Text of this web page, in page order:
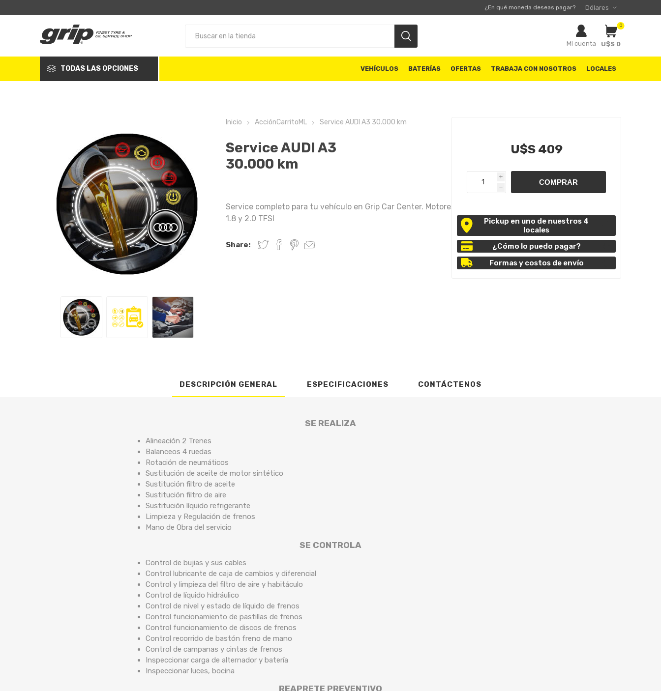
¿En qué moneda deseas pagar?
Mi cuenta
0
U$S 0
TODAS LAS OPCIONES VEHÍCULOS BATERÍAS OFERTAS TRABAJA CON NOSOTROS LOCALES
Inicio AcciónCarritoML Service AUDI A3 30.000 km
Service AUDI A3
30.000 km
Service completo para tu vehículo en Grip Car Center. Motores
1.8 y 2.0 TFSI
Share:
U$S 409
i
h
Pickup en uno de nuestros 4
locales
¿Cómo lo puedo pagar?
Formas y costos de envío
DESCRIPCIÓN GENERAL ESPECIFICACIONES CONTÁCTENOS
SE REALIZA
Alineación 2 Trenes
Balanceos 4 ruedas
Rotación de neumáticos
Sustitución de aceite de motor sintético
Sustitución filtro de aceite
Sustitución filtro de aire
Sustitución líquido refrigerante
Limpieza y Regulación de frenos
Mano de Obra del servicio
SE CONTROLA
Control de bujias y sus cables
Control lubricante de caja de cambios y diferencial
Control y limpieza del filtro de aire y habitáculo
Control de líquido hidráulico
Control de nivel y estado de líquido de frenos
Control funcionamiento de pastillas de frenos
Control funcionamiento de discos de frenos
Control recorrido de bastón freno de mano
Control de campanas y cintas de frenos
Inspeccionar carga de alternador y batería
Inspeccionar luces, bocina
REAPRETE PREVENTIVO